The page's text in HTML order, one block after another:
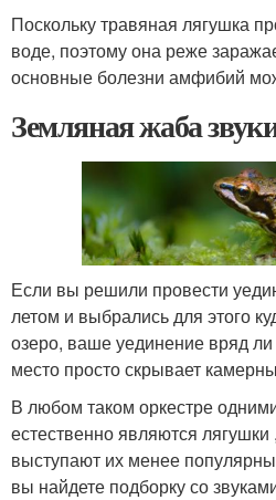
Поскольку травяная лягушка
воде, поэтому она реже
основные болезни амфибий
Земляная жаба
Если вы решили провести
летом и выбрались для этого
озеро, ваше уединение вряд ли
место просто скрывает
В любом таком оркестре
естественно являются
выступают их менее
вы найдете подборку со